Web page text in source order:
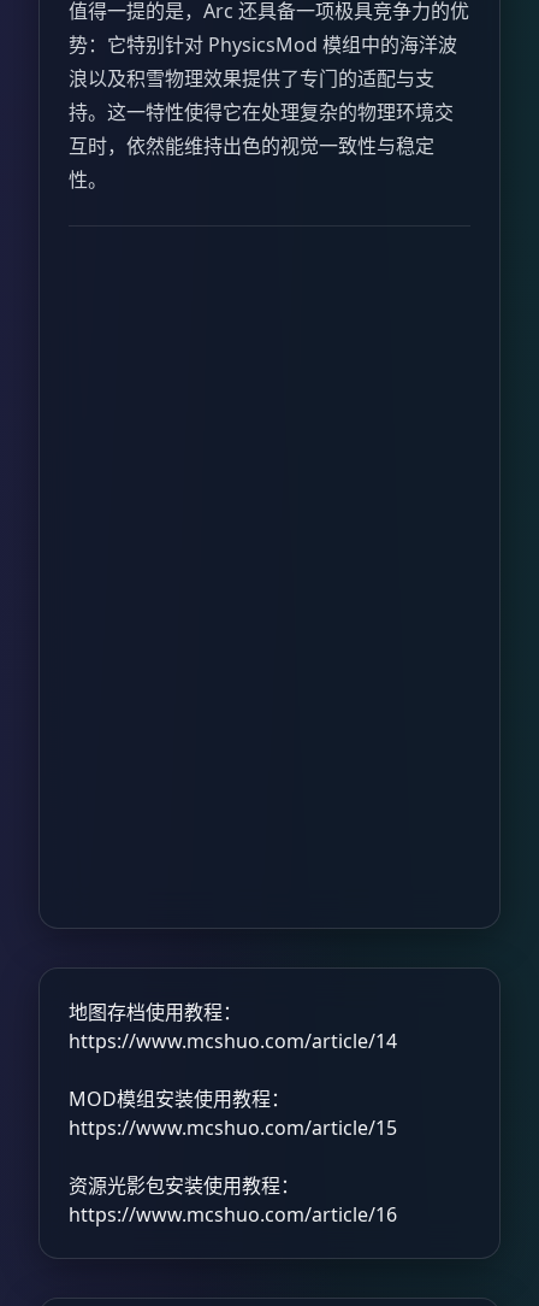
值得一提的是，Arc 还具备一项极具竞争力的优
势：它特别针对 PhysicsMod 模组中的海洋波
浪以及积雪物理效果提供了专门的适配与支
持。这一特性使得它在处理复杂的物理环境交
互时，依然能维持出色的视觉一致性与稳定
性。
地图存档使用教程：
https://www.mcshuo.com/article/14
MOD模组安装使用教程：
https://www.mcshuo.com/article/15
资源光影包安装使用教程：
https://www.mcshuo.com/article/16